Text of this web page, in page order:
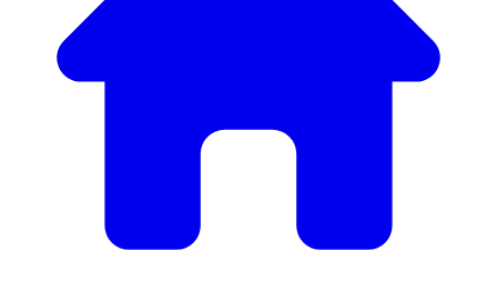
Nosso Catálogo de
Mobiliário
temos tudo o que precisa para criar o ambiente perfeito.